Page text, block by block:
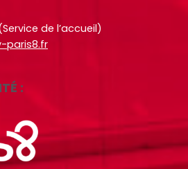
de l’accueil)
paris8.fr
: